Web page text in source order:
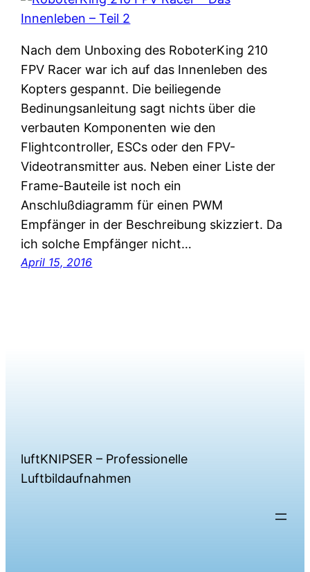
Nach dem Unboxing des RoboterKing 210
FPV Racer war ich auf das Innenleben des
Kopters gespannt. Die beiliegende
Bedinungsanleitung sagt nichts über die
verbauten Komponenten wie den
Flightcontroller, ESCs oder den FPV-
Videotransmitter aus. Neben einer Liste der
Frame-Bauteile ist noch ein
Anschlußdiagramm für einen PWM
Empfänger in der Beschreibung skizziert. Da
ich solche Empfänger nicht…
April 15, 2016
luftKNIPSER – Professionelle
Luftbildaufnahmen